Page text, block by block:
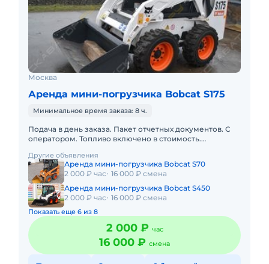
Москва
Аренда мини-погрузчика Bobcat S175
Минимальное время заказа: 8 ч.
Подача в день заказа. Пакет отчетных документов. С
оператором. Топливо включено в стоимость.
свободна.
Другие объявления
Аренда мини-погрузчика Bobcat S70
2 000 ₽ час 16 000 ₽ смена
Аренда мини-погрузчика Bobcat S450
2 000 ₽ час 16 000 ₽ смена
Показать еще 6 из 8
2 000 ₽ час
16 000 ₽ смена